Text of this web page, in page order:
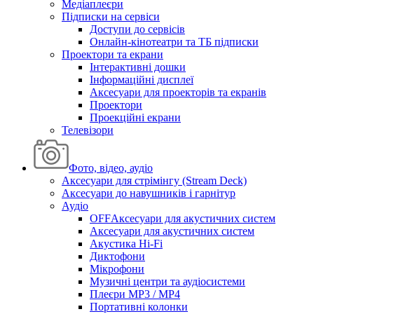
Медіаплеєри
Підписки на сервіси
Доступи до сервісів
Онлайн-кінотеатри та ТБ підписки
Проектори та екрани
Інтерактивні дошки
Інформаційні дисплеї
Аксесуари для проекторів та екранів
Проектори
Проекційні екрани
Телевізори
Фото, відео, аудіо
Аксесуари для стрімінгу (Stream Deck)
Аксесуари до навушників і гарнітур
Аудіо
OFFАксесуари для акустичних систем
Аксесуари для акустичних систем
Акустика Hi-Fi
Диктофони
Мікрофони
Музичні центри та аудіосистеми
Плеєри MP3 / MP4
Портативні колонки